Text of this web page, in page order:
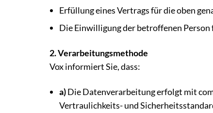
Erfüllung eines Vertrags für die oben
Die Einwilligung der betroffenen Person
2. Verarbeitungsmethode
Vox informiert Sie, dass:
a)Die Datenverarbeitung erfolgt mit
Vertraulichkeits- und